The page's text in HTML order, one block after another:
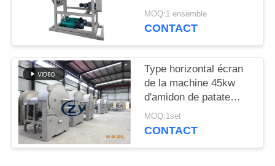
marque ZY –
Performances stables
l'amidon
MOQ:1 ensemble
CONTACT
Type horizontal écran
de la machine 45kw
d'amidon de patate
douce de tamis de la
centrifugeuse SS304
MOQ:1set
CONTACT